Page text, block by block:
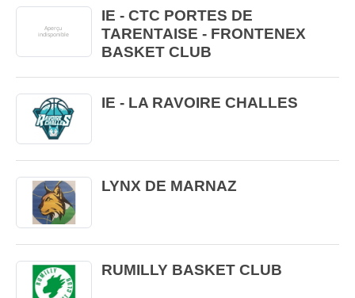
IE - CTC PORTES DE
TARENTAISE - FRONTENEX
BASKET CLUB
IE - LA RAVOIRE CHALLES
LYNX DE MARNAZ
RUMILLY BASKET CLUB